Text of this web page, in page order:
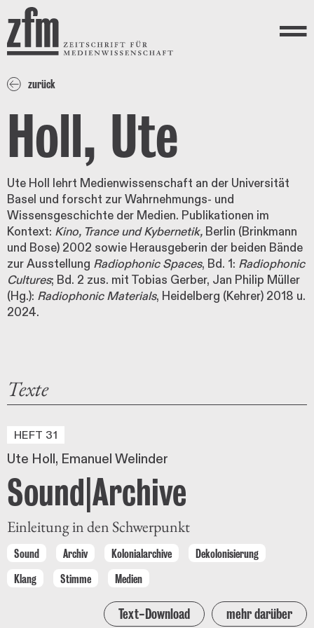
Direkt zum Inhalt
ZEITSCHRIFT FÜR
MEDIENWISSENSCHAFT
Menü
zurück
Holl, Ute
Ute Holl lehrt Medienwissenschaft an der Universität
Basel und forscht zur Wahrnehmungs- und
Wissensgeschichte der Medien. Publikationen im
Kontext: Kino, Trance und Kybernetik, Berlin (Brinkmann
und Bose) 2002 sowie Herausgeberin der beiden Bände
zur Ausstellung Radiophonic Spaces, Bd. 1: Radiophonic
Cultures; Bd. 2 zus. mit Tobias Gerber, Jan Philip Müller
(Hg.): Radiophonic Materials, Heidelberg (Kehrer) 2018 u.
2024.
Texte
HEFT 31
Ute Holl Emanuel Welinder
Sound|Archive
Einleitung in den Schwerpunkt
Sound Archiv Kolonialarchive
Dekolonisierung
Klang
Stimme Medien
Text-Download mehr darüber